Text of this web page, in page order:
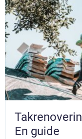
En guide